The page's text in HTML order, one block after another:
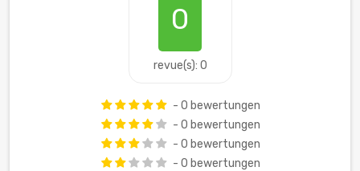
0
revue(s): 0
- 0 bewertungen
- 0 bewertungen
- 0 bewertungen
- 0 bewertungen